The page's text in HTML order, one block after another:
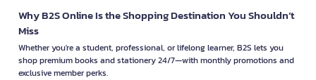
Why B2S Online Is the Shopping Destination You Shouldn’t
Miss
Whether you're a student, professional, or lifelong learner, B2S lets you
shop premium books and stationery 24/7—with monthly promotions and
exclusive member perks.